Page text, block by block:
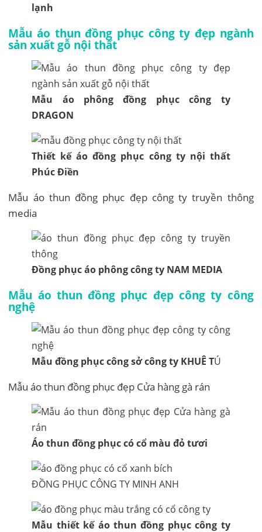
lạnh
Mẫu áo thun đồng phục công ty đẹp ngành
sản xuất gỗ nội thất
Mẫu áo phông đồng phục công ty
DRAGON
Thiết kế áo đồng phục công ty nội thất
Phúc Điền
Mẫu áo thun đồng phục đẹp công ty truyền thông
media
Đồng phục áo phông công ty NAM MEDIA
Mẫu áo thun đồng phục đẹp công ty công
nghệ
Mẫu đồng phục công sở công ty KHUÊ TÚ
Mẫu áo thun đồng phục đẹp Cửa hàng gà rán
Áo thun đồng phục có cổ màu đỏ tươi
ĐỒNG PHỤC CÔNG TY MINH ANH
Mẫu thiết kế áo thun đồng phục công ty